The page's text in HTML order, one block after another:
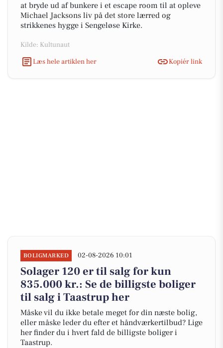
at bryde ud af bunkere i et escape room til at opleve
Michael Jacksons liv på det store lærred og
strikkenes hygge i Sengeløse Kirke.
Kilde: Kultunaut
Læs hele artiklen her
Kopiér link
BOLIGMARKED 02-08-2026 10:01
Solager 120 er til salg for kun
835.000 kr.: Se de billigste boliger
til salg i Taastrup her
Måske vil du ikke betale meget for din næste bolig,
eller måske leder du efter et håndværkertilbud? Lige
her finder du i hvert fald de billigste boliger i
Taastrup.